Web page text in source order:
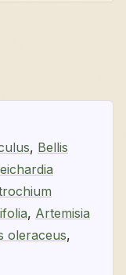
, Bellis
, Artemisia
oleraceus,